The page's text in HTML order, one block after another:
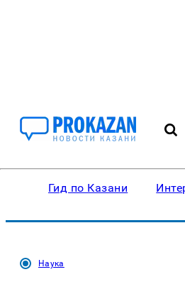
Гид по Казани
Наука